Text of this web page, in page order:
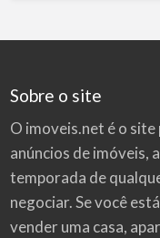
Sobre o site
O imoveis.net é o site
anúncios de imóveis,
temporada de
negociar. Se você
vender uma casa,